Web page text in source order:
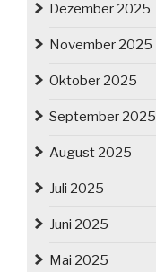
Dezember 2025
November 2025
Oktober 2025
September 2025
August 2025
Juli 2025
Juni 2025
Mai 2025